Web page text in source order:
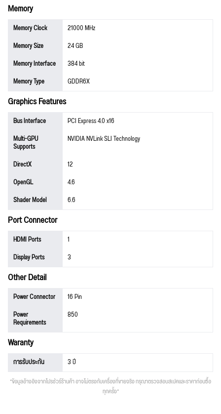
Memory
Memory Clock
21000 MHz
Memory Size
24 GB
Memory Interface
384 bit
Memory Type
GDDR6X
Graphics Features
Bus Interface
PCI Express 4.0 x16
Multi-GPU
Supports
NVIDIA NVLink SLI Technology
DirectX
12
OpenGL
4.6
Shader Model
6.6
Port Connector
HDMI Ports
1
Display Ports
3
Other Detail
Power Connector
16 Pin
Power
Requirements
850
Waranty
การรับประกัน 3 ปี
*ข้อมูลอ้างอิงจากโปรชัวร์ร้านค้า อาจไม่ตรงกับเครื่องที่ขายจริง กรุณาตรวจสอบสเปคและราคาก่อนซื้อ
ทุกครั้ง*